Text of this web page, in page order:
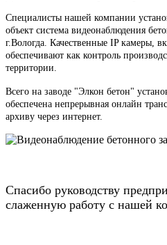
Специалисты нашей компании
объект система видеонаблюдения
г.Вологда. Качественные IP камеры,
обеспечивают как контроль
территории.
Всего на заводе "Элкон бетон"
обеспечена непрерывная онлайн
архиву через интернет.
Спасибо руководству
слаженную работу с нашей